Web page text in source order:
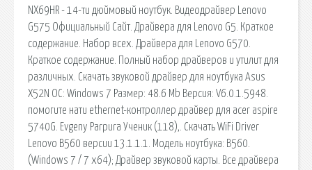
NX69HR - 14-ти дюймовый ноутбук. Видеодрайвер Lenovo
G575 Официальный Сайт. Драйвера для Lenovo G5. Краткое
содержание. Набор всех. Драйвера для Lenovo G570.
Краткое содержание. Полный набор драйверов и утилит для
различных. Скачать звуковой драйвер для ноутбука Asus
X52N ОС: Windows 7 Размер: 48.6 Mb Версия: V6.0.1.5948.
помогите нати ethernet-контроллер драйвер для acer aspire
5740G. Evgeny Parpura Ученик (118),. Скачать WiFi Driver
Lenovo B560 версии 13.1.1.1. Модель ноутбука: B560.
(Windows 7 / 7 x64); Драйвер звуковой карты. Все драйвера